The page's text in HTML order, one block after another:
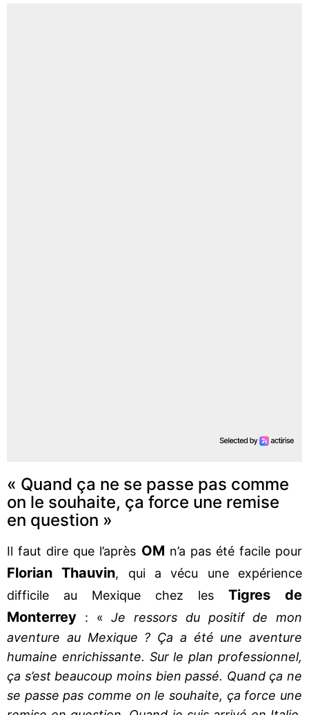
« Quand ça ne se passe pas comme
on le souhaite, ça force une remise
en question »
Il faut dire que l’après OM n’a pas été facile pour
Florian Thauvin, qui a vécu une expérience
difficile au Mexique chez les Tigres de
Monterrey : «Je ressors du positif de mon
aventure au Mexique ? Ça a été une aventure
humaine enrichissante. Sur le plan professionnel,
ça s’est beaucoup moins bien passé. Quand ça ne
se passe pas comme on le souhaite, ça force une